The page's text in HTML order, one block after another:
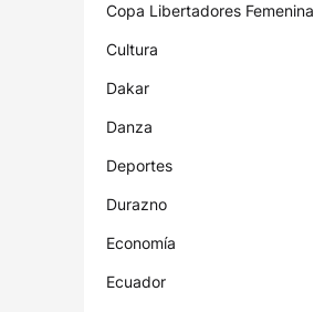
Copa Libertadores Femenina
Cultura
Dakar
Danza
Deportes
Durazno
Economía
Ecuador